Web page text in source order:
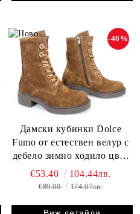
Дамски кубинки Dolce
Fumo от естествен велур с
дебело зимно ходило цвят
тютюн
-40%
€53.40 104.44лв.
€89.00 174.07лв.